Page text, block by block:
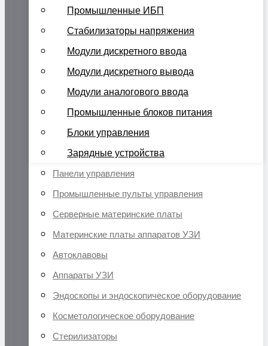
Промышленные ИБП
Стабилизаторы напряжения
Модули дискретного ввода
Модули дискретного вывода
Модули аналогового ввода
Промышленные блоков питания
Блоки управления
Зарядные устройства
Панели управления
Промышленные пульты управления
Серверные материнские платы
Материнские платы аппаратов УЗИ
Автоклавовы
Аппараты УЗИ
Эндоскопы и эндоскопическое оборудование
Косметологическое оборудование
Стерилизаторы